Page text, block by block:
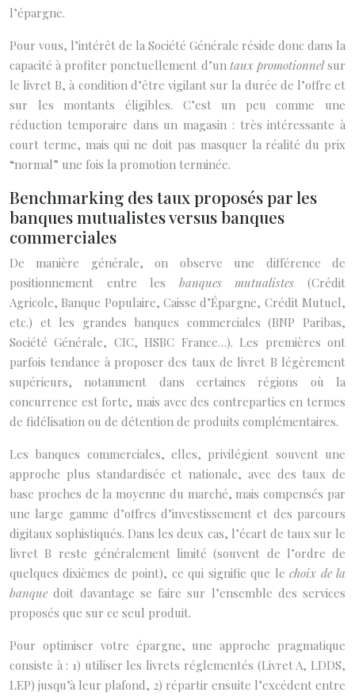
l’épargne.
Pour vous, l’intérêt de la Société Générale réside donc dans la
capacité à profiter ponctuellement d’un taux promotionnelsur
le livret B, à condition d’être vigilant sur la durée de l’offre et
sur les montants éligibles. C’est un peu comme une
réduction temporaire dans un magasin : très intéressante à
court terme, mais qui ne doit pas masquer la réalité du prix
“normal” une fois la promotion terminée.
Benchmarking des taux proposés par les
banques mutualistes versus banques
commerciales
De manière générale, on observe une différence de
positionnement entre les banques mutualistes (Crédit
Agricole, Banque Populaire, Caisse d’Épargne, Crédit Mutuel,
etc.) et les grandes banques commerciales (BNP Paribas,
Société Générale, CIC, HSBC France…). Les premières ont
parfois tendance à proposer des taux de livret B légèrement
supérieurs, notamment dans certaines régions où la
concurrence est forte, mais avec des contreparties en termes
de fidélisation ou de détention de produits complémentaires.
Les banques commerciales, elles, privilégient souvent une
approche plus standardisée et nationale, avec des taux de
base proches de la moyenne du marché, mais compensés par
une large gamme d’offres d’investissement et des parcours
digitaux sophistiqués. Dans les deux cas, l’écart de taux sur le
livret B reste généralement limité (souvent de l’ordre de
quelques dixièmes de point), ce qui signifie que lechoix de la
banque doit davantage se faire sur l’ensemble des services
proposés que sur ce seul produit.
Pour optimiser votre épargne, une approche pragmatique
consiste à : 1) utiliser les livrets réglementés (Livret A, LDDS,
LEP) jusqu’à leur plafond, 2) répartir ensuite l’excédent entre